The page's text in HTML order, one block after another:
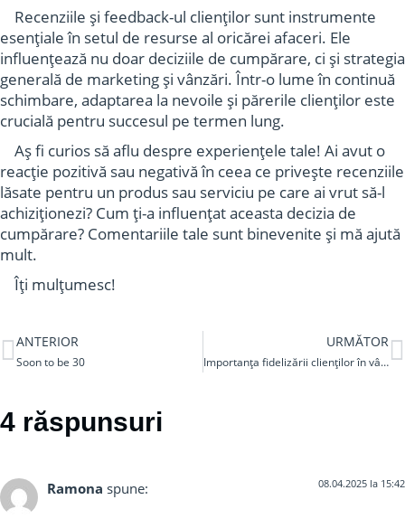
Recenziile și feedback-ul clienților sunt instrumente
esențiale în setul de resurse al oricărei afaceri. Ele
influențează nu doar deciziile de cumpărare, ci și strategia
generală de marketing și vânzări. Într-o lume în continuă
schimbare, adaptarea la nevoile și părerile clienților este
crucială pentru succesul pe termen lung.
Aș fi curios să aflu despre experiențele tale! Ai avut o
reacție pozitivă sau negativă în ceea ce privește recenziile
lăsate pentru un produs sau serviciu pe care ai vrut să-l
achiziționezi? Cum ți-a influențat aceasta decizia de
cumpărare? Comentariile tale sunt binevenite și mă ajută
mult.
Îți mulțumesc!
ANTERIOR
Soon to be 30
URMĂTOR
Importanța fidelizării clienților în vânzări
4 răspunsuri
Ramona spune: 08.04.2025 la 15:42